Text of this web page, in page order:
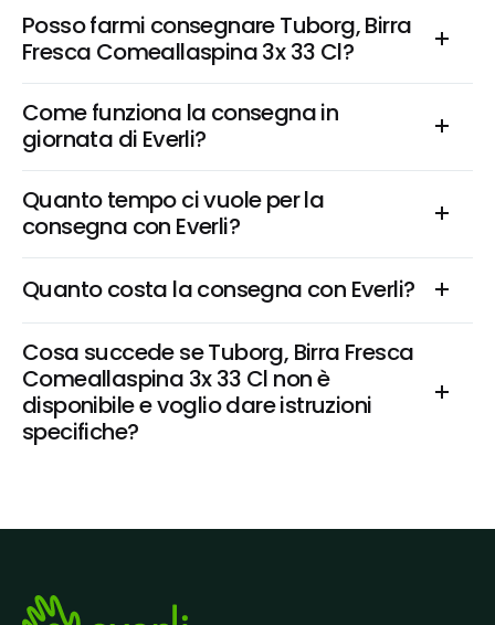
Posso farmi consegnare Tuborg, Birra
Fresca Comeallaspina 3x 33 Cl?
Come funziona la consegna in
giornata di Everli?
Quanto tempo ci vuole per la
consegna con Everli?
Quanto costa la consegna con Everli?
Cosa succede se Tuborg, Birra Fresca
Comeallaspina 3x 33 Cl non è
disponibile e voglio dare istruzioni
specifiche?